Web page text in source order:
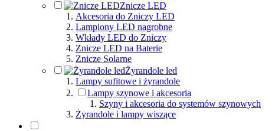
Znicze LED
Akcesoria do Zniczy LED
Lampiony LED nagrobne
Wkłady LED do Zniczy
Znicze LED na Baterie
Znicze Solarne
Żyrandole led
Lampy sufitowe i żyrandole
Lampy szynowe i akcesoria
Szyny i akcesoria do systemów szynowych
Żyrandole i lampy wiszące